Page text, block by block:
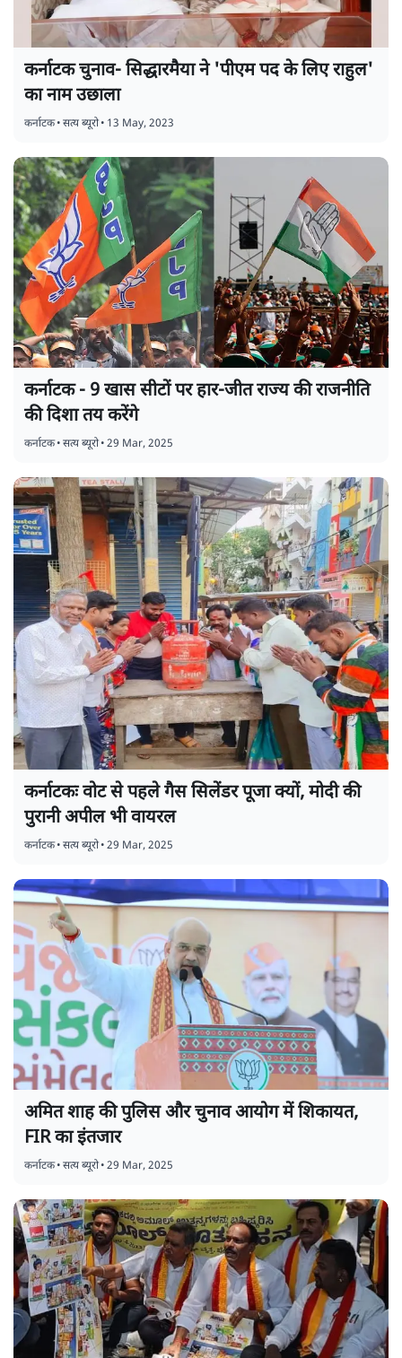
कर्नाटक चुनाव- सिद्धारमैया ने 'पीएम पद के लिए राहुल'
का नाम उछाला
कर्नाटक•सत्य ब्यूरो• 13 May, 2023
कर्नाटक - 9 खास सीटों पर हार-जीत राज्य की राजनीति
की दिशा तय करेंगे
कर्नाटक•सत्य ब्यूरो•29 Mar, 2025
कर्नाटकः वोट से पहले गैस सिलेंडर पूजा क्यों, मोदी की
पुरानी अपील भी वायरल
कर्नाटक•सत्य ब्यूरो•29 Mar, 2025
अमित शाह की पुलिस और चुनाव आयोग में शिकायत,
FIR का इंतजार
कर्नाटक•सत्य ब्यूरो•29 Mar, 2025